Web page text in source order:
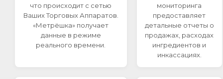
что происходит с сетью
Ваших Торговых Аппаратов.
«Метрёшка» получает
данные в режиме
реального времени.
мониторинга
предоставляет
детальные отчеты о
продажах, расходах
ингредиентов и
инкассациях.